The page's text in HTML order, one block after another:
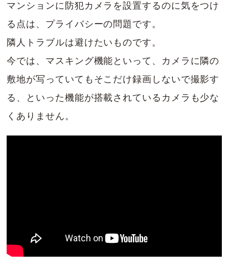
マンションに防犯カメラを設置するのに気をつけ
る点は、プライバシーの問題です。
隣人トラブルは避けたいものです。
今では、マスキング機能といって、カメラに隣の
敷地が写っていてもそこだけ録画しないで撮影す
る、といった機能が搭載されているカメラも少な
くありません。